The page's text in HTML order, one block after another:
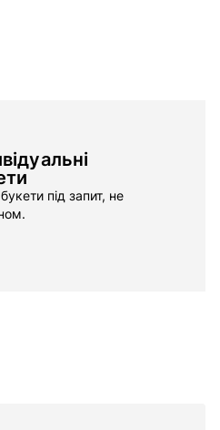
букети під запит, не